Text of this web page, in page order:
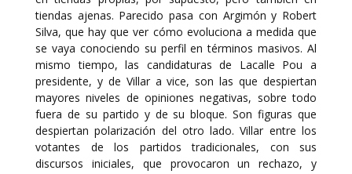
tiendas ajenas. Parecido pasa con Argimón y Robert
Silva, que hay que ver cómo evoluciona a medida que
se vaya conociendo su perfil en términos masivos. Al
mismo tiempo, las candidaturas de Lacalle Pou a
presidente, y de Villar a vice, son las que despiertan
mayores niveles de opiniones negativas, sobre todo
fuera de su partido y de su bloque. Son figuras que
despiertan polarización del otro lado. Villar entre los
votantes de los partidos tradicionales, con sus
discursos iniciales, que provocaron un rechazo, y